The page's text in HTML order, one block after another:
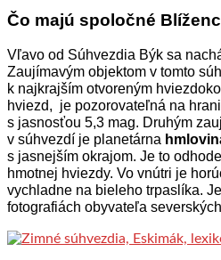
Čo majú spoločné
Vľavo od Súhvezdia Býk sa
Zaujímavým objektom v tomto
k najkrajším otvoreným
hviezd, je pozorovateľná na
s jasnosťou 5,3 mag. Druhým
v súhvezdí je planetárna
s jasnejším okrajom. Je to
hmotnej hviezdy. Vo vnútri je
vychladne na bieleho trpaslíka.
fotografiách obyvateľa